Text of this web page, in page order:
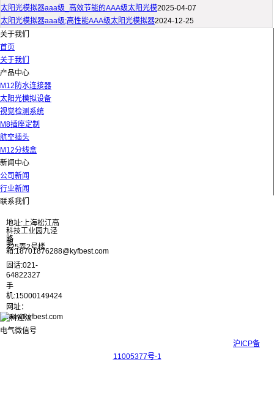
太阳光模拟器aaa级_高效节能的AAA级太阳光模2025-04-07
太阳光模拟器aaa级;高性能AAA级太阳光模拟器2024-12-25
关于我们
首页
关于我们
产品中心
M12防水连接器
太阳光模拟设备
视觉检测系统
M8插座定制
航空插头
M12分线盒
新闻中心
公司新闻
行业新闻
联系我们
地址:上海松江高
科技工业园九泾
路
325弄2号楼
邮
箱:18701876288@kyfbest.com
固话:021-
64822327
手
机:15000149424
网址：
www.kyfbest.com
沪ICP备
11005377号-1